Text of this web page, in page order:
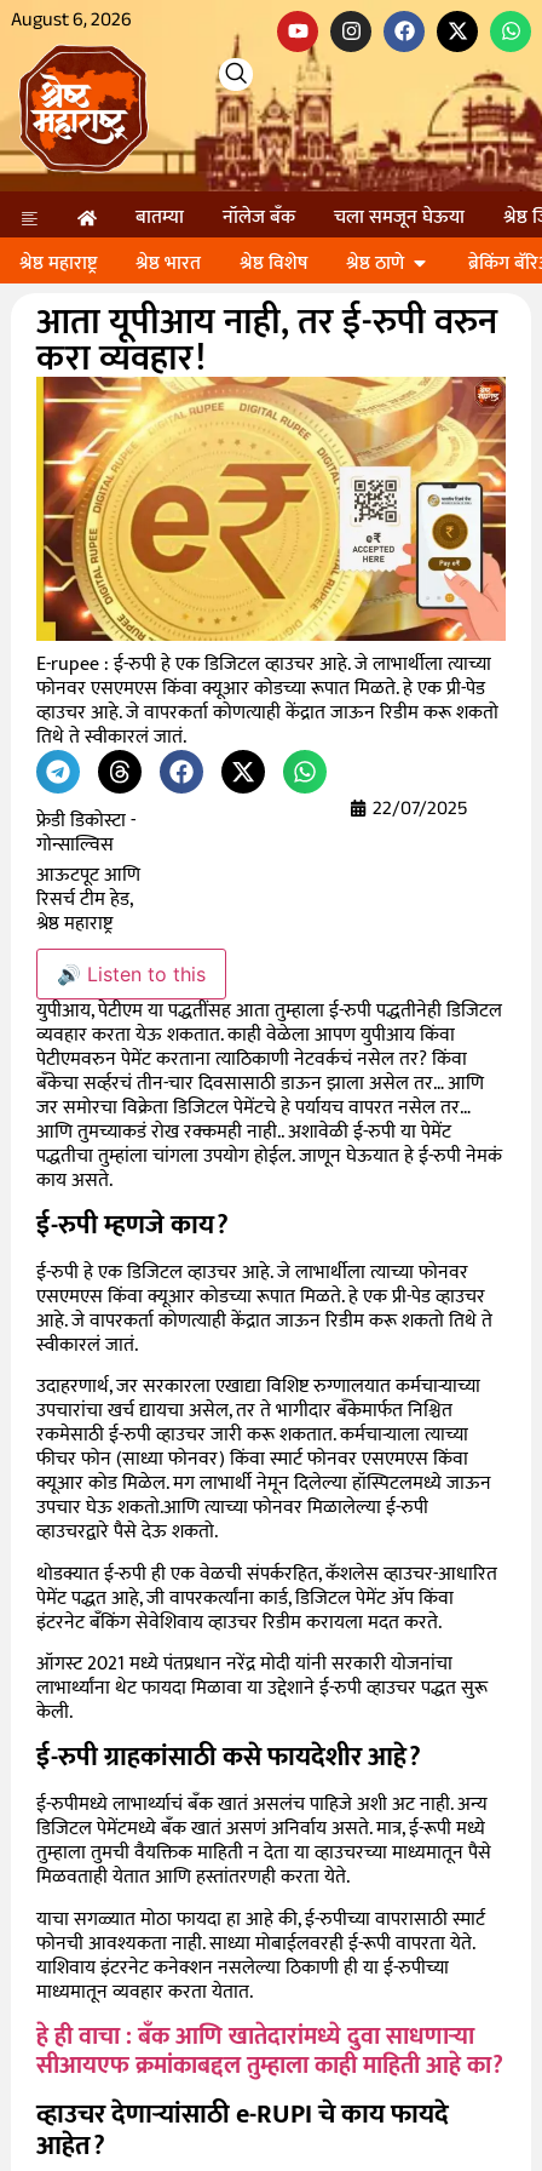
August 6, 2026
बातम्या नॉलेज बॅंक चला समजून घेऊया
श्रेष्ठ
श्रेष्ठ महाराष्ट्र
श्रेष्ठ भारत श्रेष्ठ विशेष श्रेष्ठ ठाणे ब्रेकिंग
आता यूपीआय नाही, तर ई-रुपी वरुन
करा व्यवहार!
E-rupee : ई-रुपी हे एक डिजिटल व्हाउचर आहे. जे लाभार्थीला त्याच्या
फोनवर एसएमएस किंवा क्यूआर कोडच्या रूपात मिळते. हे एक प्री-पेड
व्हाउचर आहे. जे वापरकर्ता कोणत्याही केंद्रात जाऊन रिडीम करू शकतो
तिथे ते स्वीकारलं जातं.
फ्रेडी डिकोस्टा -
गोन्साल्विस
आऊटपूट आणि
रिसर्च टीम हेड,
श्रेष्ठ महाराष्ट्र
22/07/2025
🔊 Listen to this
युपीआय, पेटीएम या पद्धतींसह आता तुम्हाला ई-रुपी पद्धतीनेही डिजिटल
व्यवहार करता येऊ शकतात. काही वेळेला आपण युपीआय किंवा
पेटीएमवरुन पेमेंट करताना त्याठिकाणी नेटवर्कचं नसेल तर? किंवा
बँकेचा सर्व्हरचं तीन-चार दिवसासाठी डाऊन झाला असेल तर… आणि
जर समोरचा विक्रेता डिजिटल पेमेंटचे हे पर्यायच वापरत नसेल तर…
आणि तुमच्याकडं रोख रक्कमही नाही.. अशावेळी ई-रुपी या पेमेंट
पद्धतीचा तुम्हांला चांगला उपयोग होईल. जाणून घेऊयात हे ई-रुपी नेमकं
काय असते.
ई-रुपी म्हणजे काय?
ई-रुपी हे एक डिजिटल व्हाउचर आहे. जे लाभार्थीला त्याच्या फोनवर
एसएमएस किंवा क्यूआर कोडच्या रूपात मिळते. हे एक प्री-पेड व्हाउचर
आहे. जे वापरकर्ता कोणत्याही केंद्रात जाऊन रिडीम करू शकतो तिथे ते
स्वीकारलं जातं.
उदाहरणार्थ, जर सरकारला एखाद्या विशिष्ट रुग्णालयात कर्मचाऱ्याच्या
उपचारांचा खर्च द्यायचा असेल, तर ते भागीदार बँकेमार्फत निश्चित
रकमेसाठी ई-रुपी व्हाउचर जारी करू शकतात. कर्मचाऱ्याला त्याच्या
फीचर फोन (साध्या फोनवर) किंवा स्मार्ट फोनवर एसएमएस किंवा
क्यूआर कोड मिळेल. मग लाभार्थी नेमून दिलेल्या हॉस्पिटलमध्ये जाऊन
उपचार घेऊ शकतो.आणि त्याच्या फोनवर मिळालेल्या ई-रुपी
व्हाउचरद्वारे पैसे देऊ शकतो.
थोडक्यात ई-रुपी ही एक वेळची संपर्करहित, कॅशलेस व्हाउचर-आधारित
पेमेंट पद्धत आहे, जी वापरकर्त्यांना कार्ड, डिजिटल पेमेंट ॲप किंवा
इंटरनेट बँकिंग सेवेशिवाय व्हाउचर रिडीम करायला मदत करते.
ऑगस्ट 2021 मध्ये पंतप्रधान नरेंद्र मोदी यांनी सरकारी योजनांचा
लाभार्थ्यांना थेट फायदा मिळावा या उद्देशाने ई-रुपीव्हाउचर पद्धत सुरू
केली.
ई-रुपी ग्राहकांसाठी कसे फायदेशीर आहे?
ई-रुपीमध्ये लाभार्थ्याचं बँक खातं असलंच पाहिजे अशी अट नाही. अन्य
डिजिटल पेमेंटमध्ये बँक खातं असणं अनिर्वाय असते. मात्र, ई-रूपी मध्ये
तुम्हाला तुमची वैयक्तिक माहिती न देता या व्हाउचरच्या माध्यमातून पैसे
मिळवताही येतात आणि हस्तांतरणही करता येते.
याचा सगळ्यात मोठा फायदा हा आहे की, ई-रुपीच्या वापरासाठी स्मार्ट
फोनची आवश्यकता नाही. साध्या मोबाईलवरही ई-रूपी वापरता येते.
याशिवाय इंटरनेट कनेक्शन नसलेल्या ठिकाणी ही या ई-रुपीच्या
माध्यमातून व्यवहार करता येतात.
हे ही वाचा : बँक आणि खातेदारांमध्ये दुवा साधणाऱ्या
सीआयएफ क्रमांकाबद्दल तुम्हाला काही माहिती आहे का?
व्हाउचर देणाऱ्यांसाठी e-RUPI चे काय फायदे
आहेत?